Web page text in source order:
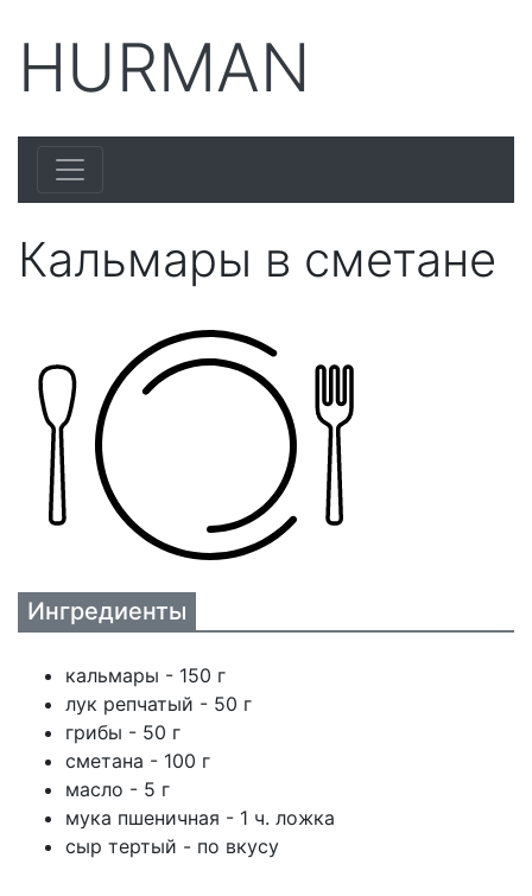
HURMAN
Кальмары в сметане
Ингредиенты
кальмары - 150 г
лук репчатый - 50 г
грибы - 50 г
сметана - 100 г
масло - 5 г
мука пшеничная - 1 ч. ложка
сыр тертый - по вкусу